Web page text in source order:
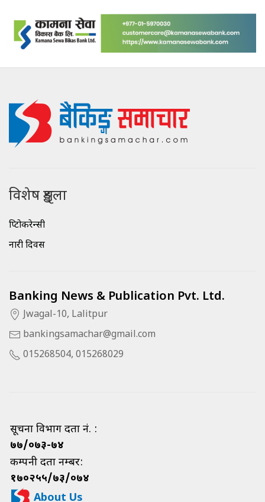
विशेष शृङ्खला
क्रिप्टोकरेन्सी
नारी दिवस
Banking News & Publication Pvt. Ltd.
Jwagal-10, Lalitpur
bankingsamachar@gmail.com
015268504, 015268029
सूचना विभाग दर्ता नं. :
७७/०७३-७४
कम्पनी दर्ता नम्बर:
१७०२५५/७३/०७४
About Us